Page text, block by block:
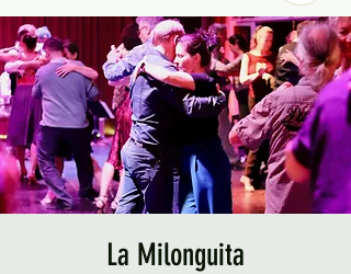
La Milonguita